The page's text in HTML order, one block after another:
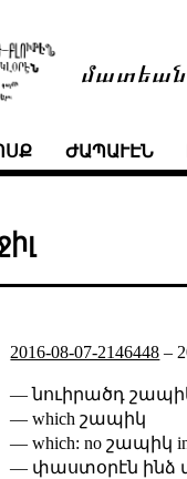
ԺԱՊԱՒԷՆ
2016-08-07-2146448 –
— նուիրածդ
— which շապիկ
— which: no շապիկ in (/
— փաստօրէն ինձ